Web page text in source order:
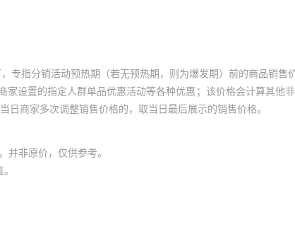
专指分销活动预热期（若无预热期，则为爆发期）前的商品销售
设置的指定人群单品优惠活动等各种优惠；该价格会计算其他
商家多次调整销售价格的，取当日最后展示的销售价格。
非原价，仅供参考。